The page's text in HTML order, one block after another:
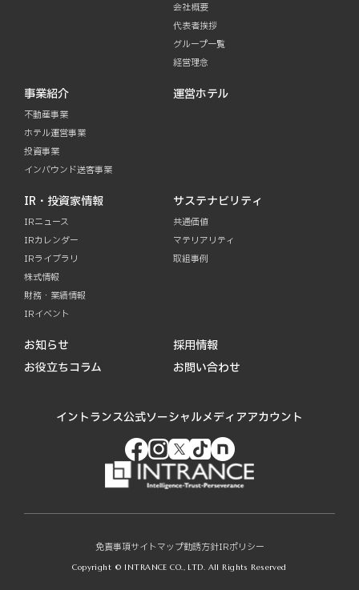
会社概要
代表者挨拶
グループ一覧
経営理念
事業紹介
不動産事業
ホテル運営事業
投資事業
インバウンド送客事業
運営ホテル
IR・投資家情報
IRニュース
IRカレンダー
IRライブラリ
株式情報
財務・業績情報
IRイベント
サステナビリティ
共通価値
マテリアリティ
取組事例
お知らせ
お役立ちコラム
採用情報
お問い合わせ
イントランス公式ソーシャルメディアアカウント
免責事項サイトマップ勧誘方針IRポリシー
Copyright © INTRANCE CO., LTD. All Rights Reserved